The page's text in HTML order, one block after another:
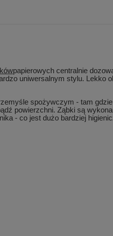
papierowych centralnie
uniwersalnym stylu. Lekko
spożywczym - tam
powierzchni. Ząbki są
- co jest dużo bardziej